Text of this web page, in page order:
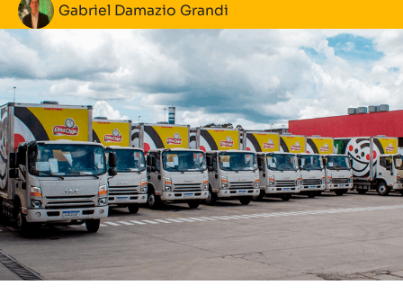
Gabriel Damazio Grandi